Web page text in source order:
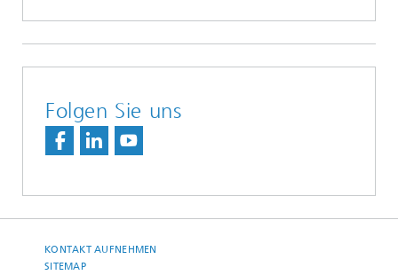
Folgen Sie uns
KONTAKT AUFNEHMEN
SITEMAP